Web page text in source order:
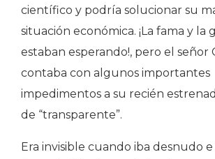
científico y podría solucionar su
situación económica. ¡La fama y la
estaban esperando!, pero el señor
contaba con algunos importantes
impedimentos a su recién
de “transparente”.
Era invisible cuando iba desnudo